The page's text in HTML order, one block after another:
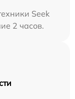
Seek
2 часов.